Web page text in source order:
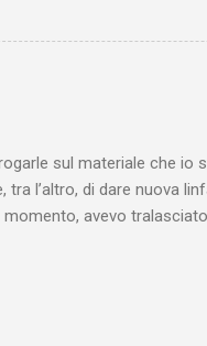
la storia di
esce un quadro
classista, e al
delle classi
vita delle persone che
sul materiale che io
l’altro, di dare nuova
avevo
che ho già realizzato